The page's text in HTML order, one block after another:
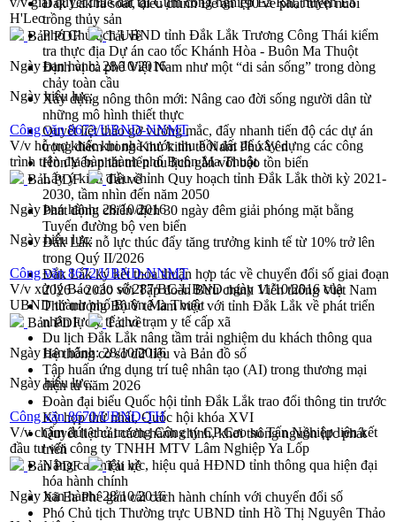
Đắk Lắk rà soát, điều chỉnh Đề án 190 về phát triển nuôi
trồng thủy sản
Phó Chủ tịch UBND tỉnh Đắk Lắk Trương Công Thái kiểm
tra thực địa Dự án cao tốc Khánh Hòa - Buôn Ma Thuột
Định vị cà phê Việt Nam như một “di sản sống” trong dòng
chảy toàn cầu
Xây dựng nông thôn mới: Nâng cao đời sống người dân từ
những mô hình thiết thực
Quyết liệt tháo gỡ vướng mắc, đẩy nhanh tiến độ các dự án
trọng điểm trong Khu kinh tế Nam Phú Yên
Hòn Yến phát triển du lịch gắn với bảo tồn biển
Lấy ý kiến điều chỉnh Quy hoạch tỉnh Đắk Lắk thời kỳ 2021-
2030, tầm nhìn đến năm 2050
Phát động chiến dịch 30 ngày đêm giải phóng mặt bằng
Tuyến đường bộ ven biển
Đắk Lắk nỗ lực thúc đẩy tăng trưởng kinh tế từ 10% trở lên
trong Quý II/2026
Đắk Lắk ký kết thỏa thuận hợp tác về chuyển đổi số giai đoạn
2026 – 2030 với Tập đoàn Bưu chính Viễn thông Việt Nam
Thứ trưởng Bộ Y tế làm việc với tỉnh Đắk Lắk về phát triển
nhân lực y tế cho trạm y tế cấp xã
Du lịch Đắk Lắk nâng tầm trải nghiệm du khách thông qua
Hệ thống cơ sở dữ liệu và Bản đồ số
Tập huấn ứng dụng trí tuệ nhân tạo (AI) trong thương mại
điện tử năm 2026
Đoàn đại biểu Quốc hội tỉnh Đắk Lắk trao đổi thông tin trước
Kỳ họp thứ nhất, Quốc hội khóa XVI
Quyết liệt cải cách hành chính, khơi thông nguồn lực phát
triển
Nâng cao hiệu lực, hiệu quả HĐND tỉnh thông qua hiện đại
hóa hành chính
Xã Ea Phê gắn cải cách hành chính với chuyển đổi số
Phó Chủ tịch Thường trực UBND tỉnh Hồ Thị Nguyên Thảo
H'Leo
Bản PDF
Tải về
Ngày ban hành:28/10/2016
Ngày hiệu lực:
Công văn 8673/UBND-NNMT
V/v hỗ trợ khác khi nhà nước thu hồi đất để xây dựng các công
trình trên địa bàn thành phố Buôn Ma Thuột
Bản PDF
Tải về
Ngày ban hành: 28/10/2016
Ngày hiệu lực:
Công văn 8672/UBND-NNMT
V/v xử lý Báo cáo số 287/BC-UBND ngày 11/10/2016 của
UBND thành phố Buôn Ma Thuột
Bản PDF
Tải về
Ngày ban hành:28/10/2016
Ngày hiệu lực:
Công văn 8670/UBND-TH
V/v chấm dứt chủ trương Công ty CP Cao su Tấn Nghiệp liên kết
đầu tư với công ty TNHH MTV Lâm Nghiệp Ya Lốp
Bản PDF
Tải về
Ngày ban hành:28/10/2016